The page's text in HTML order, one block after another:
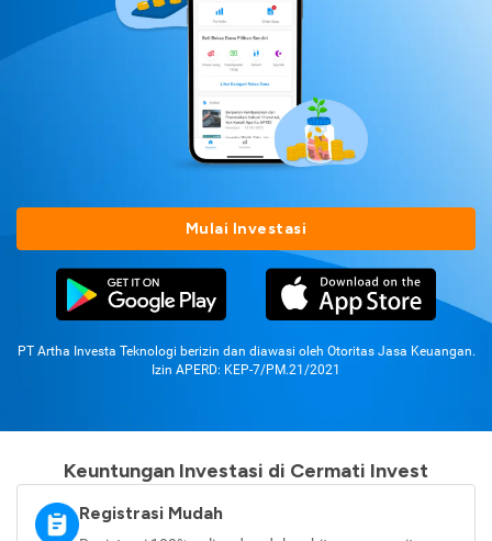
Mulai Investasi
PT Artha Investa Teknologi berizin dan diawasi oleh Otoritas Jasa Keuangan.
Izin APERD: KEP-7/PM.21/2021
Keuntungan Investasi di Cermati Invest
Registrasi Mudah